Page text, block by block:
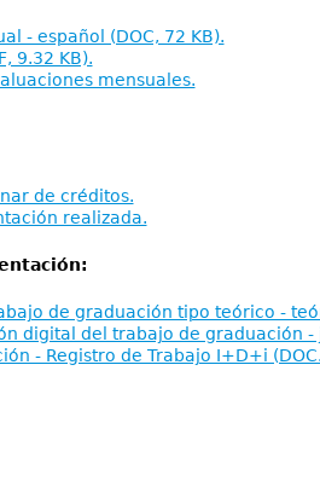
- español (DOC, 72 KB).
9.32 KB).
mensuales.
de créditos.
realizada.
de graduación tipo teórico -
digital del trabajo de graduación -
- Registro de Trabajo I+D+i